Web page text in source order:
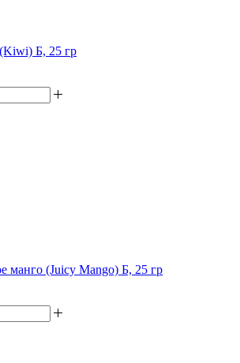
Б, 25 гр
манго (Juicy Mango) Б, 25 гр